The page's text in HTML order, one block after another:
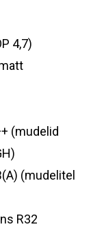
4,7)
(mudelid
(mudelitel
R32